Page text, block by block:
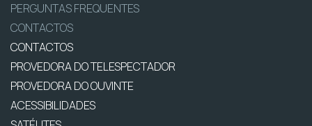
PERGUNTAS FREQUENTES
CONTACTOS
CONTACTOS
PROVEDORA DO TELESPECTADOR
PROVEDORA DO OUVINTE
ACESSIBILIDADES